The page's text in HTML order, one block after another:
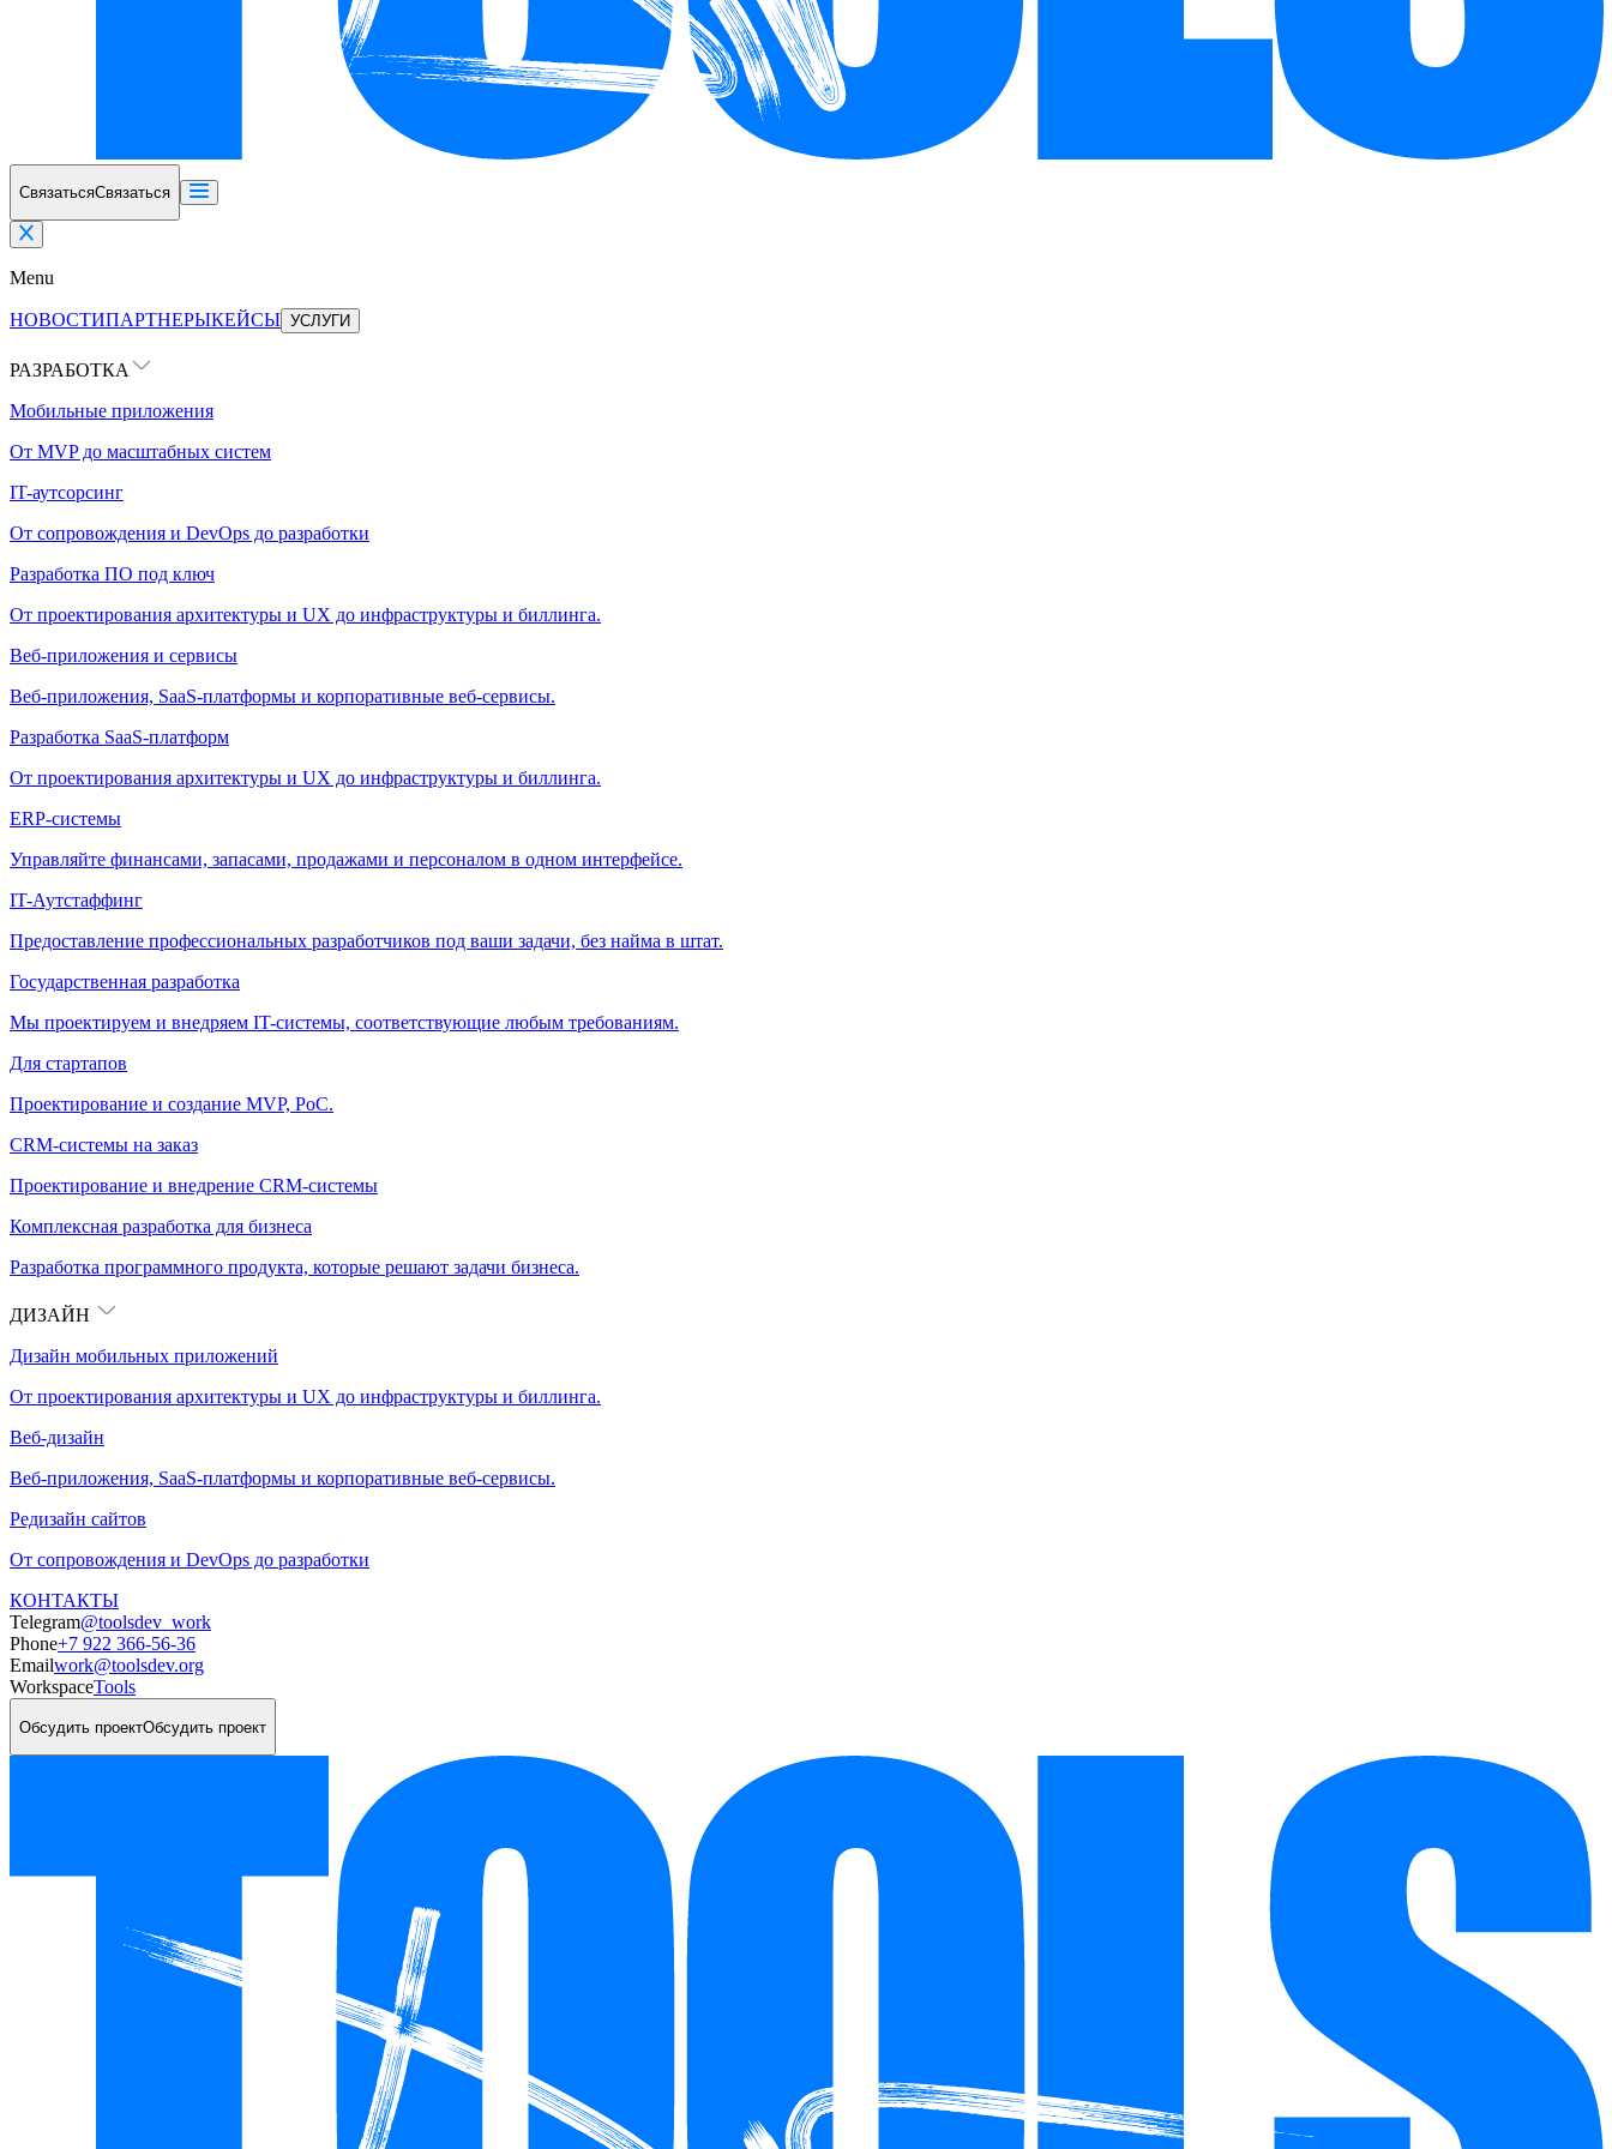
СвязатьсяСвязаться
Menu
НОВОСТИПАРТНЕРЫКЕЙСЫ УСЛУГИ
РАЗРАБОТКА
Мобильные приложения
От MVP до масштабных систем
IT-аутсорсинг
От сопровождения и DevOps до разработки
Разработка ПО под ключ
От проектирования архитектуры и UX до инфраструктуры и биллинга.
Веб-приложения и сервисы
Веб-приложения, SaaS-платформы и корпоративные веб-сервисы.
Разработка SaaS-платформ
От проектирования архитектуры и UX до инфраструктуры и биллинга.
ERP-системы
Управляйте финансами, запасами, продажами и персоналом в одном интерфейсе.
IT-Аутстаффинг
Предоставление профессиональных разработчиков под ваши задачи, без найма в штат.
Государственная разработка
Мы проектируем и внедряем IT-системы, соответствующие любым требованиям.
Для стартапов
Проектирование и создание MVP, PoC.
CRM-системы на заказ
Проектирование и внедрение CRM-системы
Комплексная разработка для бизнеса
Разработка программного продукта, которые решают задачи бизнеса.
ДИЗАЙН
Дизайн мобильных приложений
От проектирования архитектуры и UX до инфраструктуры и биллинга.
Веб-дизайн
Веб-приложения, SaaS-платформы и корпоративные веб-сервисы.
Редизайн сайтов
От сопровождения и DevOps до разработки
КОНТАКТЫ
Telegram@toolsdev_work
Phone+7 922 366-56-36
Emailwork@toolsdev.org
WorkspaceTools
Обсудить проектОбсудить проект